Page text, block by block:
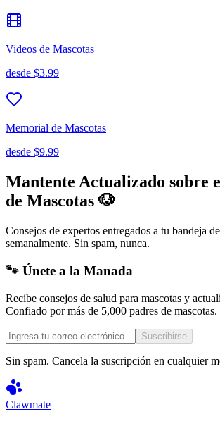
Videos de Mascotas
desde $3.99
Memorial de Mascotas
desde $9.99
Mantente Actualizado sobre
de Mascotas 🐶
Consejos de expertos entregados a tu bandeja
semanalmente. Sin spam, nunca.
🐾 Únete a la Manada
Recibe consejos de salud para mascotas y
Confiado por más de 5,000 padres de mascotas.
Suscribirse
Sin spam. Cancela la suscripción en cualquier
Clawmate